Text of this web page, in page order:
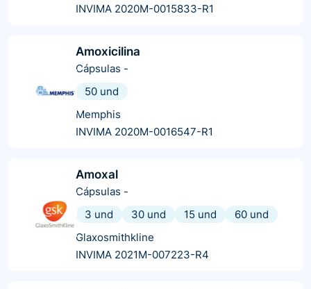
INVIMA 2020M-0015833-R1
Amoxicilina
Cápsulas -
50 und
Memphis
INVIMA 2020M-0016547-R1
Amoxal
Cápsulas -
3 und
30 und 15 und
60 und
Glaxosmithkline
INVIMA 2021M-007223-R4